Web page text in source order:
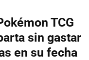
TCG
sin gastar
en su fecha